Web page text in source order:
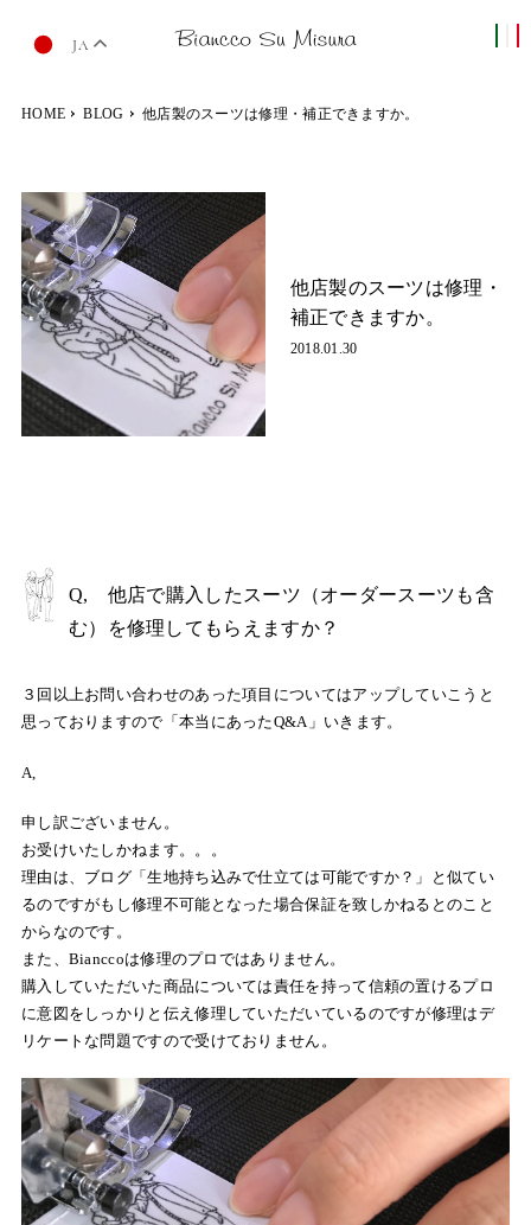
JA
HOME BLOG 他店製のスーツは修理・補正できますか。
他店製のスーツは修理・
補正できますか。
2018.01.30
Q, 他店で購入したスーツ（オーダースーツも含
む）を修理してもらえますか？
３回以上お問い合わせのあった項目についてはアップしていこうと
思っておりますので「本当にあったQ&A」いきます。
A,
申し訳ございません。
お受けいたしかねます。。。
理由は、ブログ「生地持ち込みで仕立ては可能ですか？」と似てい
るのですがもし修理不可能となった場合保証を致しかねるとのこと
からなのです。
また、Bianccoは修理のプロではありません。
購入していただいた商品については責任を持って信頼の置けるプロ
に意図をしっかりと伝え修理していただいているのですが修理はデ
リケートな問題ですので受けておりません。